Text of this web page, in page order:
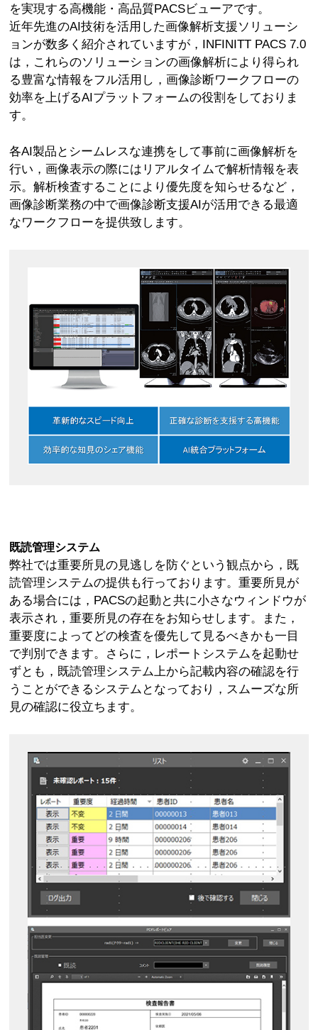
を実現する高機能・高品質PACSビューアです。
近年先進のAI技術を活用した画像解析支援ソリューシ
ョンが数多く紹介されていますが，INFINITT PACS 7.0
は，これらのソリューションの画像解析により得られ
る豊富な情報をフル活用し，画像診断ワークフローの
効率を上げるAIプラットフォームの役割をしておりま
す。
各AI製品とシームレスな連携をして事前に画像解析を
行い，画像表示の際にはリアルタイムで解析情報を表
示。解析検査することにより優先度を知らせるなど，
画像診断業務の中で画像診断支援AIが活用できる最適
なワークフローを提供致します。
既読管理システム
弊社では重要所見の見逃しを防ぐという観点から，既
読管理システムの提供も行っております。重要所見が
ある場合には，PACSの起動と共に小さなウィンドウが
表示され，重要所見の存在をお知らせします。また，
重要度によってどの検査を優先して見るべきかも一目
で判別できます。さらに，レポートシステムを起動せ
ずとも，既読管理システム上から記載内容の確認を行
うことができるシステムとなっており，スムーズな所
見の確認に役立ちます。